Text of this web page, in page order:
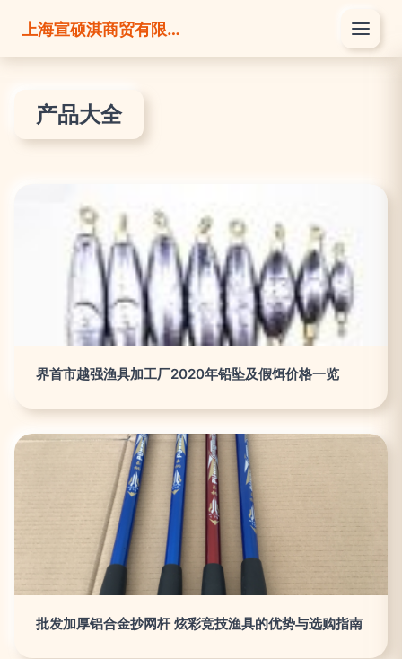
上海宣硕淇商贸有限公司
产品大全
界首市越强渔具加工厂2020年铅坠及假饵价格一览
批发加厚铝合金抄网杆 炫彩竞技渔具的优势与选购指南